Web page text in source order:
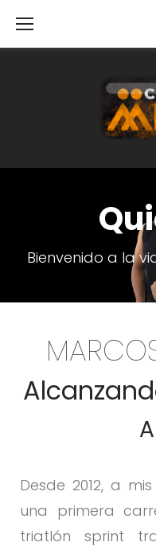
Bienvenido a la
Desde 2012, a
una primera
triatlón sprint